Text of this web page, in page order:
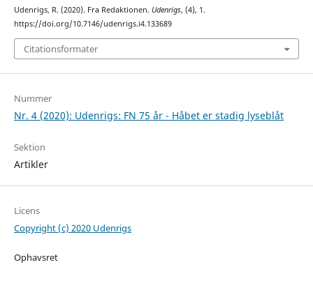
Udenrigs, R. (2020). Fra Redaktionen. Udenrigs, (4), 1.
https://doi.org/10.7146/udenrigs.i4.133689
Citationsformater
Nummer
Nr. 4 (2020): Udenrigs: FN 75 år - Håbet er stadig lyseblåt
Sektion
Artikler
Licens
Copyright (c) 2020 Udenrigs
Ophavsret